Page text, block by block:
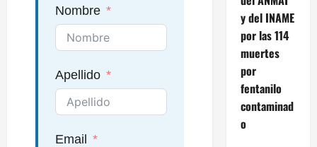
Nombre
Apellido
Email
y del INAME
por las 114
muertes
por
fentanilo
contaminad
o